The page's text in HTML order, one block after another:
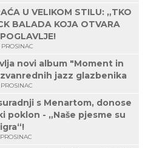
U VELIKOM STILU: „TKO
BALADA KOJA OTVARA
novi album "Moment in
jazz glazbenika
PROSINAC
s Menartom, donose
poklon - „Naše pjesme su
igra“!
PROSINAC